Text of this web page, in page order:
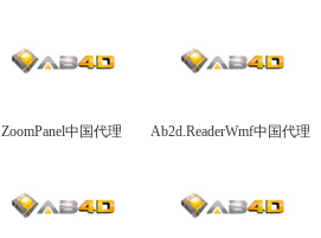
ZoomPanel中国代理 Ab2d.ReaderWmf中国代理